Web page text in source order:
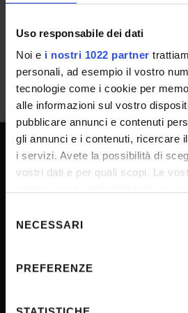
Uso responsabile dei dati
Noi e i nostri 1022 partner
personali, ad esempio il vostro
tecnologie come i cookie per
alle informazioni sul vostro
pubblicare annunci e contenuti
gli annunci e i contenuti, ricercare
i servizi. Avete la possibilità di
vostri dati e per quali scopi. Le
modificare o revocare il proprio
momento dalla Dichiarazione sui
raccogliere informazioni sulla
delNECESSARI
PREFERENZE
UNIVERSITY SERVICES
Transparency
Job vacancies
Notifications